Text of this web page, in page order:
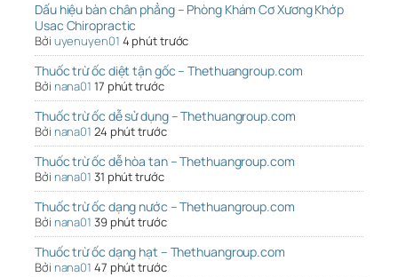
Dấu hiệu bàn chân phẳng – Phòng Khám Cơ Xương Khớp
Usac Chiropractic
Bởi uyenuyen01 4 phút trước
Thuốc trừ ốc diệt tận gốc – Thethuangroup.com
Bởi nana01 17 phút trước
Thuốc trừ ốc dễ sử dụng – Thethuangroup.com
Bởi nana01 24 phút trước
Thuốc trừ ốc dễ hòa tan – Thethuangroup.com
Bởi nana01 31 phút trước
Thuốc trừ ốc dạng nước – Thethuangroup.com
Bởi nana01 39 phút trước
Thuốc trừ ốc dạng hạt – Thethuangroup.com
Bởi nana01 47 phút trước